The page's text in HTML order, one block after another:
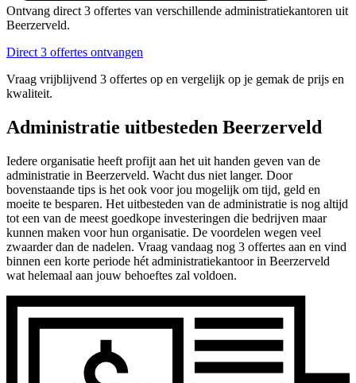
Ontvang direct 3 offertes van verschillende administratiekantoren uit
Beerzerveld.
Direct 3 offertes ontvangen
Vraag vrijblijvend 3 offertes op en vergelijk op je gemak de prijs en
kwaliteit.
Administratie uitbesteden Beerzerveld
Iedere organisatie heeft profijt aan het uit handen geven van de
administratie in Beerzerveld. Wacht dus niet langer. Door
bovenstaande tips is het ook voor jou mogelijk om tijd, geld en
moeite te besparen. Het uitbesteden van de administratie is nog altijd
tot een van de meest goedkope investeringen die bedrijven maar
kunnen maken voor hun organisatie. De voordelen wegen veel
zwaarder dan de nadelen. Vraag vandaag nog 3 offertes aan en vind
binnen een korte periode hét administratiekantoor in Beerzerveld
wat helemaal aan jouw behoeftes zal voldoen.